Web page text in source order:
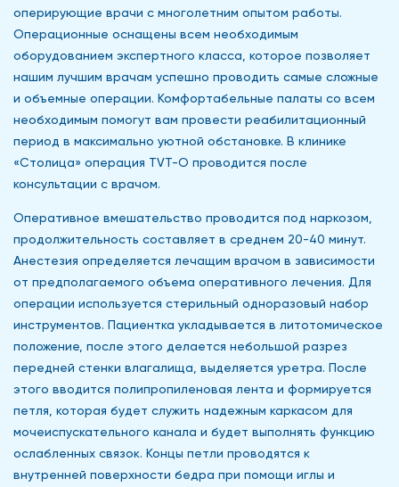
оперирующие врачи с многолетним опытом работы.
Операционные оснащены всем необходимым
оборудованием экспертного класса, которое позволяет
нашим лучшим врачам успешно проводить самые сложные
и объемные операции. Комфортабельные палаты со всем
необходимым помогут вам провести реабилитационный
период в максимально уютной обстановке. В клинике
«Столица» операция TVT-O проводится после
консультации с врачом.
Оперативное вмешательство проводится под наркозом,
продолжительность составляет в среднем 20-40 минут.
Анестезия определяется лечащим врачом в зависимости
от предполагаемого объема оперативного лечения. Для
операции используется стерильный одноразовый набор
инструментов. Пациентка укладывается в литотомическое
положение, после этого делается небольшой разрез
передней стенки влагалища, выделяется уретра. После
этого вводится полипропиленовая лента и формируется
петля, которая будет служить надежным каркасом для
мочеиспускательного канала и будет выполнять функцию
ослабленных связок. Концы петли проводятся к
внутренней поверхности бедра при помощи иглы и